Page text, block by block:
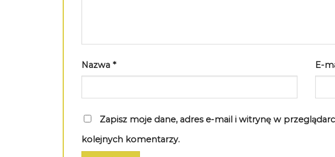
Nazwa * E-
Zapisz moje dane, adres e-mail i witrynę w
kolejnych komentarzy.